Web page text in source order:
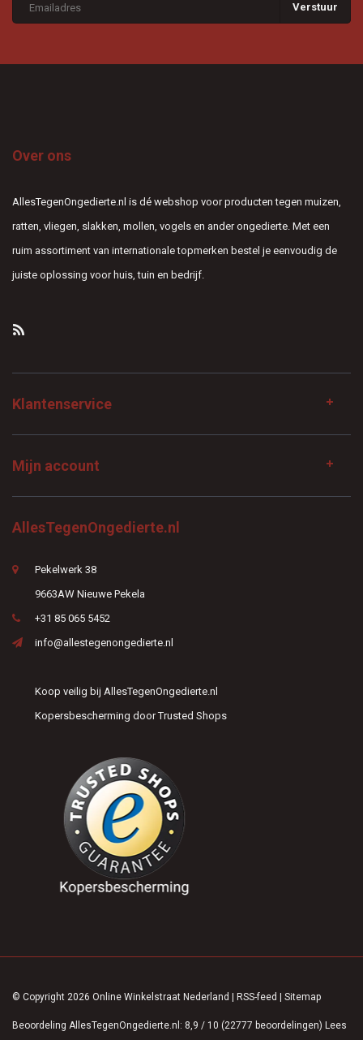
Verstuur
Over ons
AllesTegenOngedierte.nl is dé webshop voor producten tegen muizen,
ratten, vliegen, slakken, mollen, vogels en ander ongedierte. Met een
ruim assortiment van internationale topmerken bestel je eenvoudig de
juiste oplossing voor huis, tuin en bedrijf.
Klantenservice
Mijn account
AllesTegenOngedierte.nl
Pekelwerk 38
9663AW Nieuwe Pekela
+31 85 065 5452
info@allestegenongedierte.nl
Koop veilig bij AllesTegenOngedierte.nl
Kopersbescherming door Trusted Shops
© Copyright 2026 Online Winkelstraat Nederland | RSS-feed | Sitemap
Beoordeling AllesTegenOngedierte.nl : 8,9 / 10 (22777 beoordelingen) Lees